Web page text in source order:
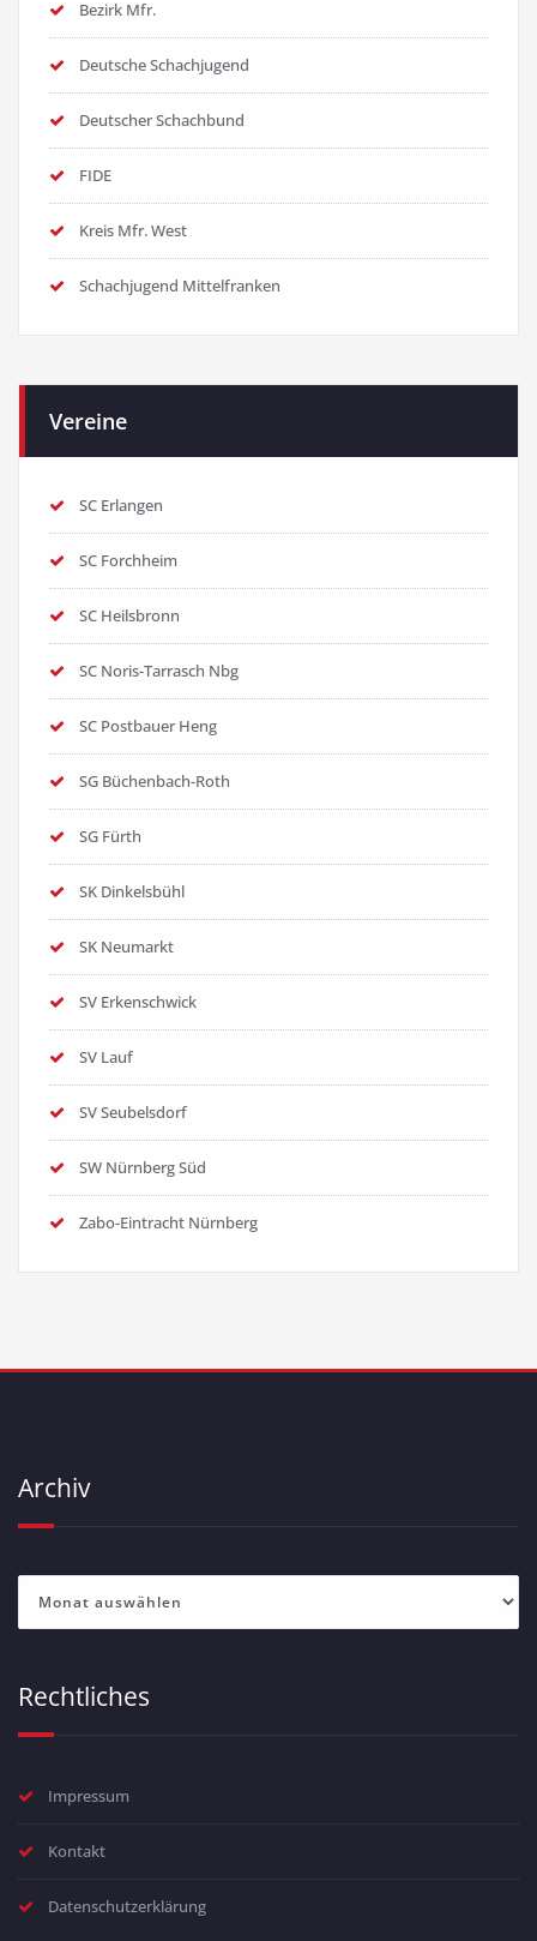
Bezirk Mfr.
Deutsche Schachjugend
Deutscher Schachbund
FIDE
Kreis Mfr. West
Schachjugend Mittelfranken
Vereine
SC Erlangen
SC Forchheim
SC Heilsbronn
SC Noris-Tarrasch Nbg
SC Postbauer Heng
SG Büchenbach-Roth
SG Fürth
SK Dinkelsbühl
SK Neumarkt
SV Erkenschwick
SV Lauf
SV Seubelsdorf
SW Nürnberg Süd
Zabo-Eintracht Nürnberg
Archiv
Rechtliches
Impressum
Kontakt
Datenschutzerklärung